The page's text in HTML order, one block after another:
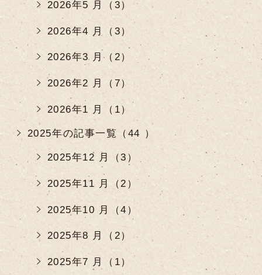
2026年5 月（3）
2026年4 月（3）
2026年3 月（2）
2026年2 月（7）
2026年1 月（1）
2025年の記事一覧（44 ）
2025年12 月（3）
2025年11 月（2）
2025年10 月（4）
2025年8 月（2）
2025年7 月（1）